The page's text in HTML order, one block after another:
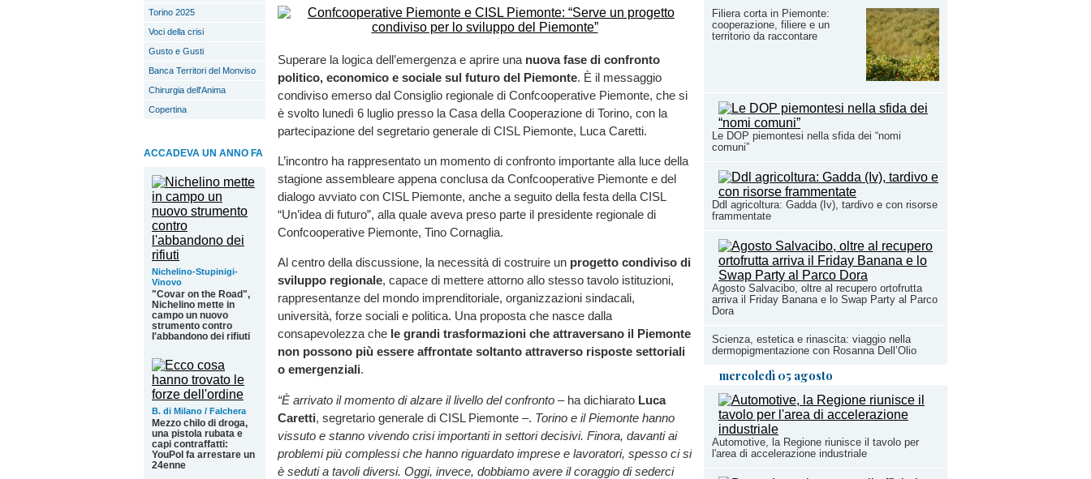
Filiera corta in Piemonte:
cooperazione, filiere e un
territorio da raccontare
Le DOP piemontesi nella sfida dei “nomi
comuni”
Ddl agricoltura: Gadda (Iv), tardivo e con risorse
frammentate
Agosto Salvacibo, oltre al recupero ortofrutta
arriva il Friday Banana e lo Swap Party al Parco
Dora
Scienza, estetica e rinascita: viaggio nella
dermopigmentazione con Rosanna Dell’Olio
mercoledì 05 agosto
Automotive, la Regione riunisce il tavolo per
l'area di accelerazione industriale
Torino 2025
Voci della crisi
Gusto e Gusti
Banca Territori del Monviso
Chirurgia dell'Anima
Copertina
ACCADEVA UN ANNO FA
Nichelino-Stupinigi-
Vinovo
"Covar on the Road",
Nichelino mette in
campo un nuovo
strumento contro
l'abbandono dei rifiuti
B. di Milano / Falchera
Mezzo chilo di droga,
una pistola rubata e
capi contraffatti:
YouPol fa arrestare un
24enne
Superare la logica dell’emergenza e aprire una nuova fase di confronto
politico, economico e sociale sul futuro del Piemonte. È il messaggio
condiviso emerso dal Consiglio regionale di Confcooperative Piemonte, che si
è svolto lunedì 6 luglio presso la Casa della Cooperazione di Torino, con la
partecipazione del segretario generale di CISL Piemonte, Luca Caretti.
L’incontro ha rappresentato un momento di confronto importante alla luce della
stagione assembleare appena conclusa da Confcooperative Piemonte e del
dialogo avviato con CISL Piemonte, anche a seguito della festa della CISL
“Un’idea di futuro”, alla quale aveva preso parte il presidente regionale di
Confcooperative Piemonte, Tino Cornaglia.
Al centro della discussione, la necessità di costruire un progetto condiviso di
sviluppo regionale, capace di mettere attorno allo stesso tavolo istituzioni,
rappresentanze del mondo imprenditoriale, organizzazioni sindacali,
università, forze sociali e politica. Una proposta che nasce dalla
consapevolezza che le grandi trasformazioni che attraversano il Piemonte
non possono più essere affrontate soltanto attraverso risposte settoriali
o emergenziali.
“È arrivato il momento di alzare il livello del confronto – ha dichiarato Luca
Caretti, segretario generale di CISL Piemonte –. Torino e il Piemonte hanno
vissuto e stanno vivendo crisi importanti in settori decisivi. Finora, davanti ai
problemi più complessi che hanno riguardato imprese e lavoratori, spesso ci si
è seduti a tavoli diversi. Oggi, invece, dobbiamo avere il coraggio di sederci